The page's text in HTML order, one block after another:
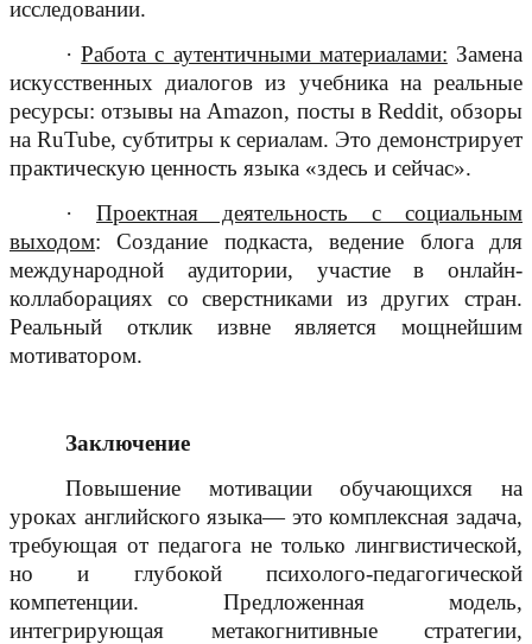
исследовании.
·Работа с аутентичными материалами: Замена
искусственных диалогов из учебника на реальные
ресурсы: отзывы на Amazon, посты в Reddit, обзоры
на RuTube, субтитры к сериалам. Это демонстрирует
практическую ценность языка «здесь и сейчас».
·Проектная деятельность с социальным
выходом: Создание подкаста, ведение блога для
международной аудитории, участие в онлайн-
коллаборациях со сверстниками из других стран.
Реальный отклик извне является мощнейшим
мотиватором.
Заключение
Повышение мотивации обучающихся на
уроках английского языка— это комплексная задача,
требующая от педагога не только лингвистической,
но и глубокой психолого-педагогической
компетенции. Предложенная модель,
интегрирующая метакогнитивные стратегии,